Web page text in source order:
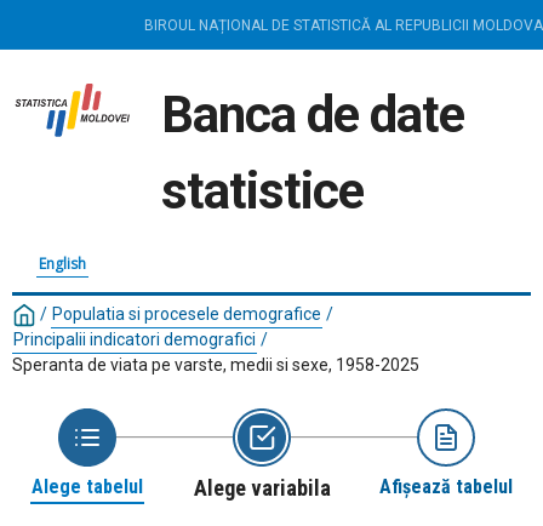
BIROUL NAȚIONAL DE STATISTICĂ AL REPUBLICII MOLDOVA
Banca de date
statistice
English
/ Populatia si procesele demografice /
Principalii indicatori demografici /
Speranta de viata pe varste, medii si sexe, 1958-2025
Alege tabelul Alege variabila Afișează tabelul